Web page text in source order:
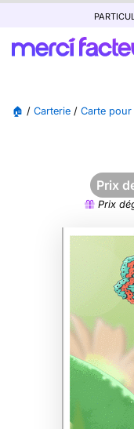
🏠 / Carterie / Carte pour
Prix
Prix